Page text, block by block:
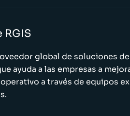
RGIS
global de soluciones
ayuda a las empresas a
a través de equipos